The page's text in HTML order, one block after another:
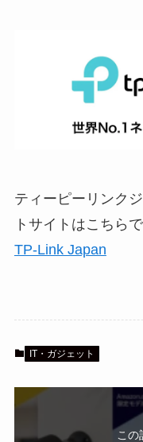
ティーピーリンク
トサイトはこちらで
TP-Link Japan
IT・ガジェット
この